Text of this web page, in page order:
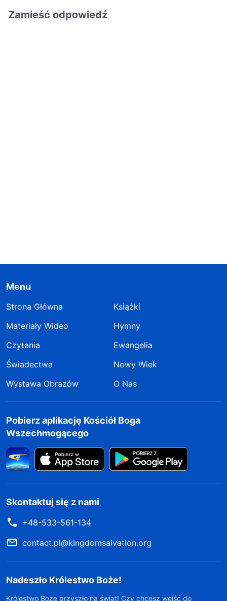
Zamieść odpowiedź
Menu
Strona Główna
Książki
Materiały Wideo
Hymny
Czytania
Ewangelia
Świadectwa
Nowy Wiek
Wystawa Obrazów
O Nas
Pobierz aplikację Kościół Boga
Wszechmogącego
Skontaktuj się z nami
+48-533-561-134
contact.pl@kingdomsalvation.org
Nadeszło Królestwo Boże!
Królestwo Boże przyszło na świat! Czy chcesz wejść do